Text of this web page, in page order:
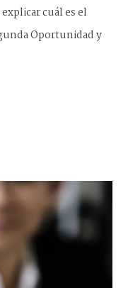
cuál es el
Oportunidad y